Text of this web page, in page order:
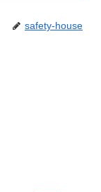
safety-house